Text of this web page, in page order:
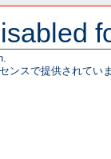
ンスで提供されてい